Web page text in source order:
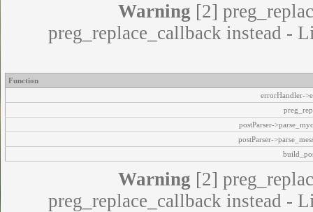
Warning [2]
preg_replace_callback instead -
Function
errorHandler-
postParser-
postParser-
Warning [2]
preg_replace_callback instead -